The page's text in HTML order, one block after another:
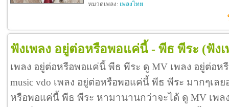
หมวดเพลง: เพลงไทย
ฟังเพลง อยู่ต่อหรือพอแค่นี้ - พีธ พีระ (ฟัง
เพลง อยู่ต่อหรือพอแค่นี้ พีธ พีระ ดู MV เพลง อยู่ต่อ
music vdo เพลง อยู่ต่อหรือพอแค่นี้ พีธ พีระ มากๆเลย
หรือพอแค่นี้ พีธ พีระ หามานานกว่าจะได้ ดู MV เพ